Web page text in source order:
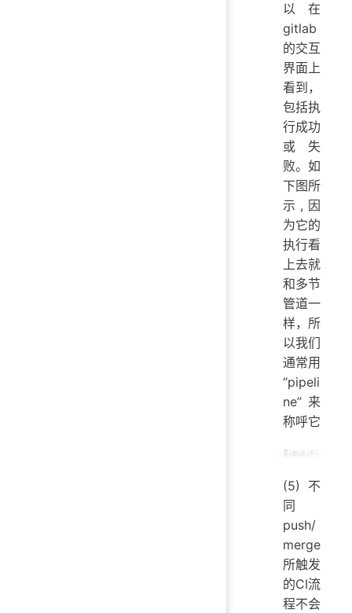
以在
gitlab
的交互
界面上
看到，
包括执
行成功
或失
败。如
下图所
示,因
为它的
执行看
上去就
和多节
管道一
样，所
以我们
通常用
“pipeli
ne”来
称呼它
(5) 不
同
push/
merge
所触发
的CI流
程不会